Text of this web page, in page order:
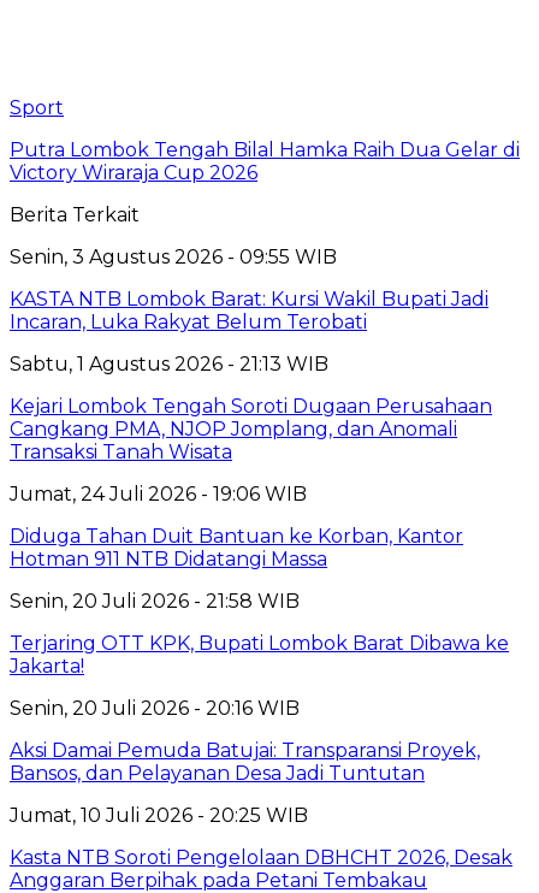
Sport
Putra Lombok Tengah Bilal Hamka Raih Dua Gelar di
Victory Wiraraja Cup 2026
Berita Terkait
Senin, 3 Agustus 2026 - 09:55 WIB
KASTA NTB Lombok Barat: Kursi Wakil Bupati Jadi
Incaran, Luka Rakyat Belum Terobati
Sabtu, 1 Agustus 2026 - 21:13 WIB
Kejari Lombok Tengah Soroti Dugaan Perusahaan
Cangkang PMA, NJOP Jomplang, dan Anomali
Transaksi Tanah Wisata
Jumat, 24 Juli 2026 - 19:06 WIB
Diduga Tahan Duit Bantuan ke Korban, Kantor
Hotman 911 NTB Didatangi Massa
Senin, 20 Juli 2026 - 21:58 WIB
Terjaring OTT KPK, Bupati Lombok Barat Dibawa ke
Jakarta!
Senin, 20 Juli 2026 - 20:16 WIB
Aksi Damai Pemuda Batujai: Transparansi Proyek,
Bansos, dan Pelayanan Desa Jadi Tuntutan
Jumat, 10 Juli 2026 - 20:25 WIB
Kasta NTB Soroti Pengelolaan DBHCHT 2026, Desak
Anggaran Berpihak pada Petani Tembakau